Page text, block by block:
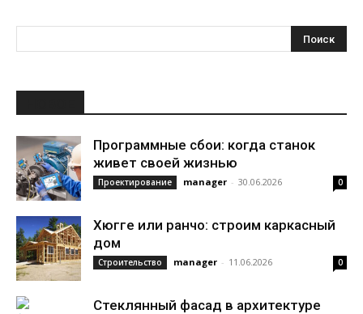
Программные сбои: когда станок
живет своей жизнью
Проектирование manager - 30.06.2026 0
Хюгге или ранчо: строим каркасный
дом
Строительство manager - 11.06.2026 0
Стеклянный фасад в архитектуре